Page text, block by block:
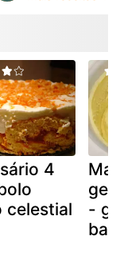
4
celestial
-